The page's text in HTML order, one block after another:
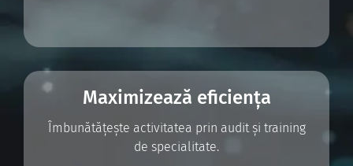
Maximizează eficiența
Îmbunătățește activitatea prin audit și training
de specialitate.